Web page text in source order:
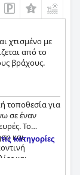
χτισμένο με
από το
βράχους.
τοποθεσία για
σε έναν
Το
και
και
νησί. Το
κατηγορίες